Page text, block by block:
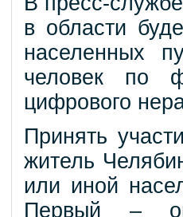
в области
населенных
человек по
цифрового
Принять
житель
или иной
Первый –